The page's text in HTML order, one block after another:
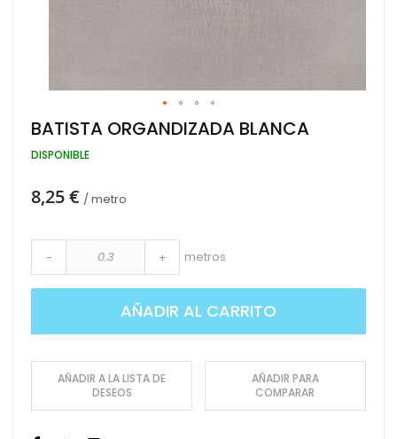
Saltar
al
comienzo
galería
BATISTA ORGANDIZADA BLANCA
DISPONIBLE
8,25 € / metro
- + metros
AÑADIR AL CARRITO
AÑADIR A LA LISTA DE
DESEOS
AÑADIR PARA
COMPARAR